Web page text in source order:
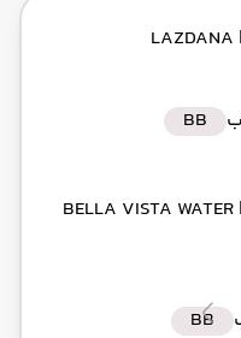
| LAZDANA
BB
| BELLA VISTA WATER
BB